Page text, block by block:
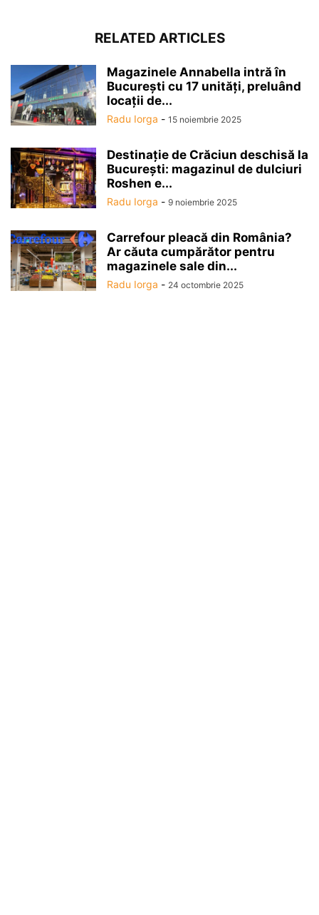
RELATED ARTICLES
Magazinele Annabella intră în
Bucureşti cu 17 unităţi, preluând
locaţii de...
Radu Iorga - 15 noiembrie 2025
Destinaţie de Crăciun deschisă la
Bucureşti: magazinul de dulciuri
Roshen e...
Radu Iorga - 9 noiembrie 2025
Carrefour pleacă din România?
Ar căuta cumpărător pentru
magazinele sale din...
Radu Iorga - 24 octombrie 2025